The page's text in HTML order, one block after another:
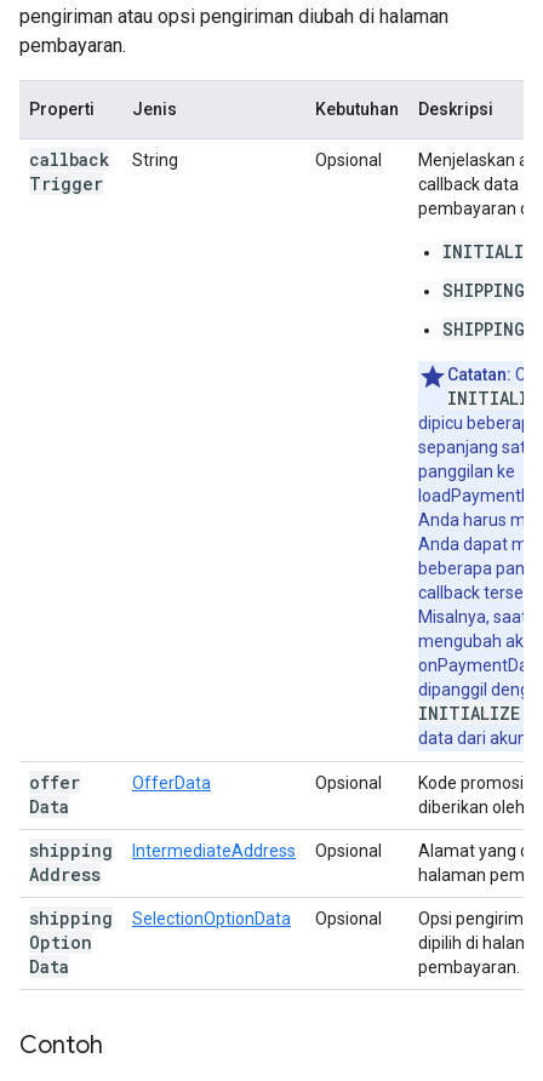
pengiriman atau opsi pengiriman diubah di halaman
pembayaran.
Properti Jenis Kebutuhan Deskripsi
callback
Trigger
String Opsional
Menjelaskan
callback data
pembayaran
INITIALIZE
Catatan:
dipicu beberapa
sepanjang satu
panggilan ke
Anda harus
Anda dapat
beberapa
callback
Misalnya, saat
mengubah
dipanggil
INITIALIZE
data dari akun
offer
Data
OfferData Opsional
Kode promosi
diberikan oleh
shipping
Address
IntermediateAddress Opsional
Alamat yang
halaman
shipping
Option
Data
SelectionOptionData Opsional
Opsi
dipilih di
pembayaran.
Contoh